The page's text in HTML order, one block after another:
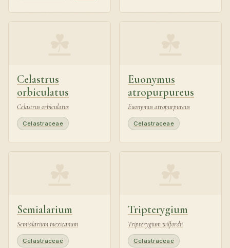
Celastrus
orbiculatus
Celastrus orbiculatus
Celastraceae
Euonymus
atropurpureus
Euonymus atropurpureus
Celastraceae
Semialarium
Semialarium mexicanum
Celastraceae
Tripterygium
Tripterygium wilfordii
Celastraceae